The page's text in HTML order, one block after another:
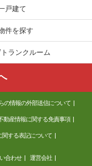
戸建て
件を探す
ランクルーム
の情報の外部送信について
動産情報に関する免責事項
関する表記について
合わせ 運営会社